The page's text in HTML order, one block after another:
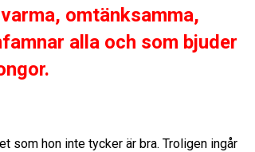
omtänksamma,
alla och som bjuder
som hon inte tycker är bra. Troligen ingår